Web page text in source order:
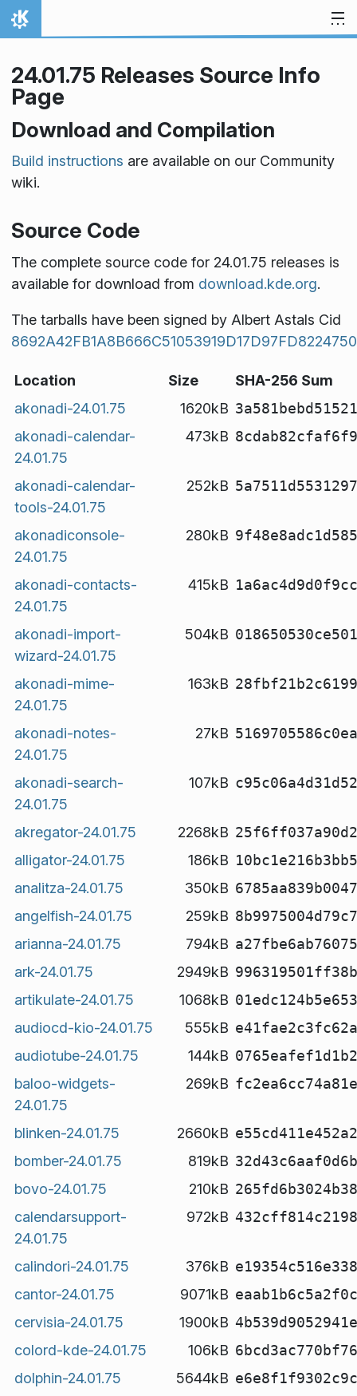
Skip to content
Home
24.01.75 Releases Source Info
Page
Download and Compilation
Build instructions are available on our Community
wiki.
Source Code
The complete source code for 24.01.75 releases is
available for download from download.kde.org.
The tarballs have been signed by Albert Astals Cid
8692A42FB1A8B666C51053919D17D97FD8224750
Location Size
SHA-256 Sum
akonadi-24.01.75
1620kB
akonadi-calendar-
24.01.75
473kB
akonadi-calendar-
tools-24.01.75
252kB
akonadiconsole-
24.01.75
280kB
akonadi-contacts-
24.01.75
415kB
akonadi-import-
wizard-24.01.75
504kB
akonadi-mime-
24.01.75
163kB
akonadi-notes-
24.01.75
27kB
akonadi-search-
24.01.75
107kB
akregator-24.01.75 2268kB
alligator-24.01.75
186kB
analitza-24.01.75
350kB
angelfish-24.01.75
259kB
arianna-24.01.75
794kB
ark-24.01.75
2949kB
artikulate-24.01.75
1068kB
audiocd-kio-24.01.75
555kB
audiotube-24.01.75
144kB
baloo-widgets-
24.01.75
269kB
blinken-24.01.75 2660kB
bomber-24.01.75
819kB
bovo-24.01.75
210kB
calendarsupport-
24.01.75
972kB
calindori-24.01.75 376kB
cantor-24.01.75
9071kB
cervisia-24.01.75
1900kB
colord-kde-24.01.75
106kB
dolphin-24.01.75
5644kB